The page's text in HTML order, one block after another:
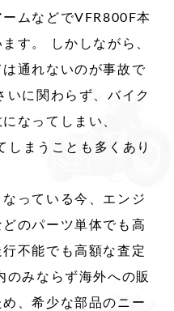
ムなどでVFR800F本
す。 しかしながら、
通れないのが事故で
いに関わらず、バイク
なってしまい、
しまうことも多くあり
っている今、エンジ
のパーツ単体でも高
不能でも高額な査定
のみならず海外への販
、希少な部品のニー